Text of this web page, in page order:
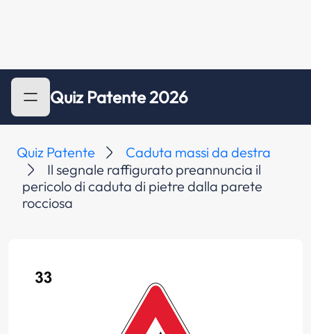
Quiz Patente 2026
Quiz Patente
Caduta massi da destra
Il segnale raffigurato preannuncia il
pericolo di caduta di pietre dalla parete
rocciosa